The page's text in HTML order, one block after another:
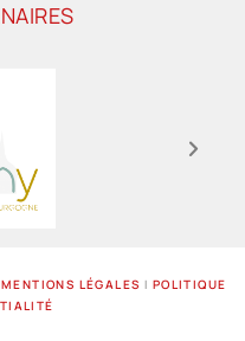
MENTIONS LÉGALES I POLITIQUE